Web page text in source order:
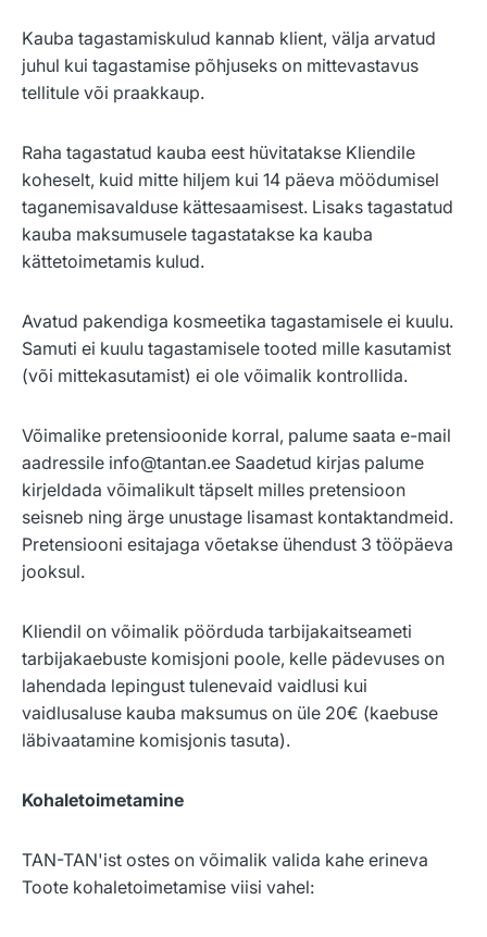
Kauba tagastamiskulud kannab klient, välja arvatud
juhul kui tagastamise põhjuseks on mittevastavus
tellitule või praakkaup.
Raha tagastatud kauba eest hüvitatakse Kliendile
koheselt, kuid mitte hiljem kui 14 päeva möödumisel
taganemisavalduse kättesaamisest. Lisaks tagastatud
kauba maksumusele tagastatakse ka kauba
kättetoimetamis kulud.
Avatud pakendiga kosmeetika tagastamisele ei kuulu.
Samuti ei kuulu tagastamisele tooted mille kasutamist
(või mittekasutamist) ei ole võimalik kontrollida.
Võimalike pretensioonide korral, palume saata e-mail
aadressile info@tantan.ee Saadetud kirjas palume
kirjeldada võimalikult täpselt milles pretensioon
seisneb ning ärge unustage lisamast kontaktandmeid.
Pretensiooni esitajaga võetakse ühendust 3 tööpäeva
jooksul.
Kliendil on võimalik pöörduda tarbijakaitseameti
tarbijakaebuste komisjoni poole, kelle pädevuses on
lahendada lepingust tulenevaid vaidlusi kui
vaidlusaluse kauba maksumus on üle 20€ (kaebuse
läbivaatamine komisjonis tasuta).
Kohaletoimetamine
TAN-TAN'ist ostes on võimalik valida kahe erineva
Toote kohaletoimetamise viisi vahel: